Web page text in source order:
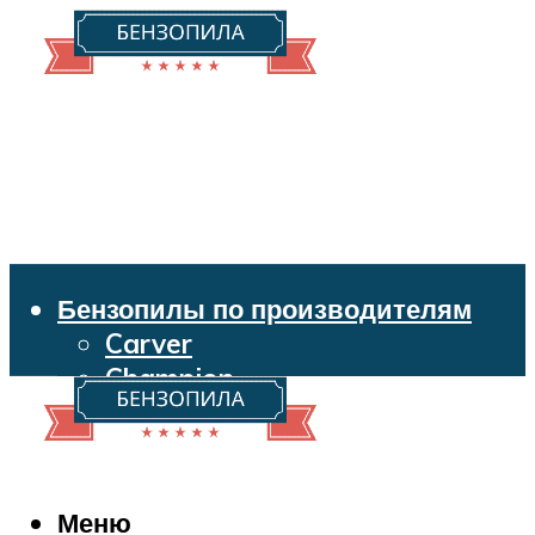
Бензопилы по производителям
Carver
Champion
Echo
Husqvarna
Makita
Меню